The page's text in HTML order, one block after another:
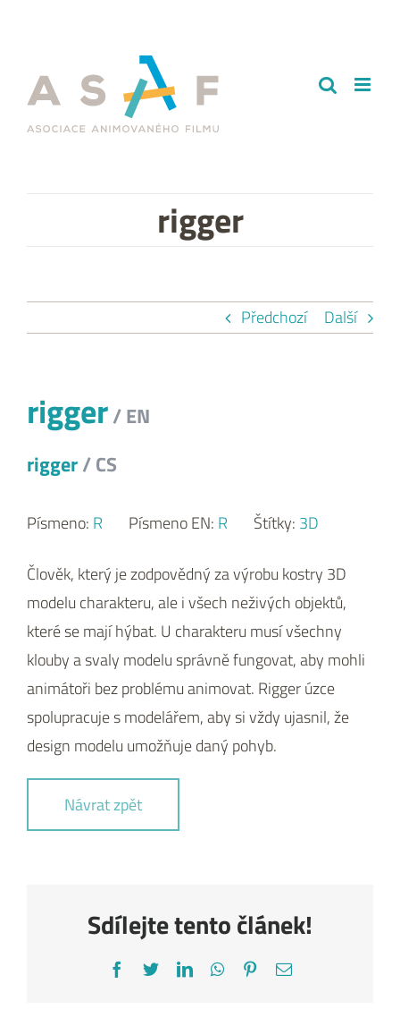
rigger
Předchozí Další
rigger/ EN
rigger/ CS
Písmeno: R Písmeno EN: R Štítky: 3D
Člověk, který je zodpovědný za výrobu kostry 3D
modelu charakteru, ale i všech neživých objektů,
které se mají hýbat. U charakteru musí všechny
klouby a svaly modelu správně fungovat, aby mohli
animátoři bez problému animovat. Rigger úzce
spolupracuje s modelářem, aby si vždy ujasnil, že
design modelu umožňuje daný pohyb.
Návrat zpět
Sdílejte tento článek!
Facebook
TwitterLinkedInWhatsApp
Pinterest
E-